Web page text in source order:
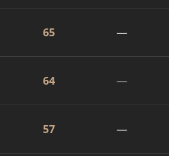
65 —
64 —
57 —